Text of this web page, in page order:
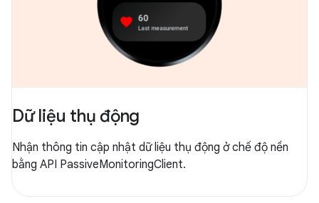
Dữ liệu thụ động
Nhận thông tin cập nhật dữ liệu thụ động ở chế độ nền
bằng API PassiveMonitoringClient.